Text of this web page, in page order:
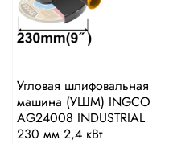
Угловая шлифовальная
машина (УШМ) INGCO
AG24008 INDUSTRIAL
230 мм 2,4 кВт